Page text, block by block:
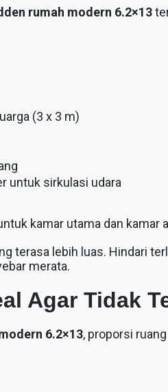
rumah modern 6.2×13
(3 x 3 m)
untuk sirkulasi udara
kamar utama dan kamar
terasa lebih luas. Hindari
merata.
Agar Tidak
6.2×13, proporsi